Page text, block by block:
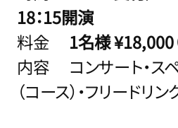
18：15開演
料金 1名様 ¥18,000
内容 コンサート・ス
（コース）・フリードリン